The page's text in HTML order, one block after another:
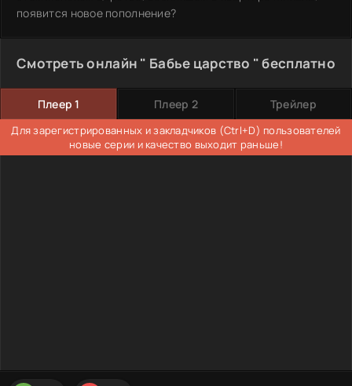
появится новое пополнение?
Смотреть онлайн " Бабье царство " бесплатно
Плеер 1 Плеер 2 Трейлер
Для зарегистрированных и закладчиков (Ctrl+D) пользователей
новые серии и качество выходит раньше!